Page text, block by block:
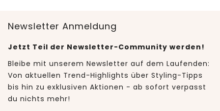
Newsletter Anmeldung
Jetzt Teil der Newsletter-Community werden!
Bleibe mit unserem Newsletter auf dem Laufenden:
Von aktuellen Trend-Highlights über Styling-Tipps
bis hin zu exklusiven Aktionen - ab sofort verpasst
du nichts mehr!